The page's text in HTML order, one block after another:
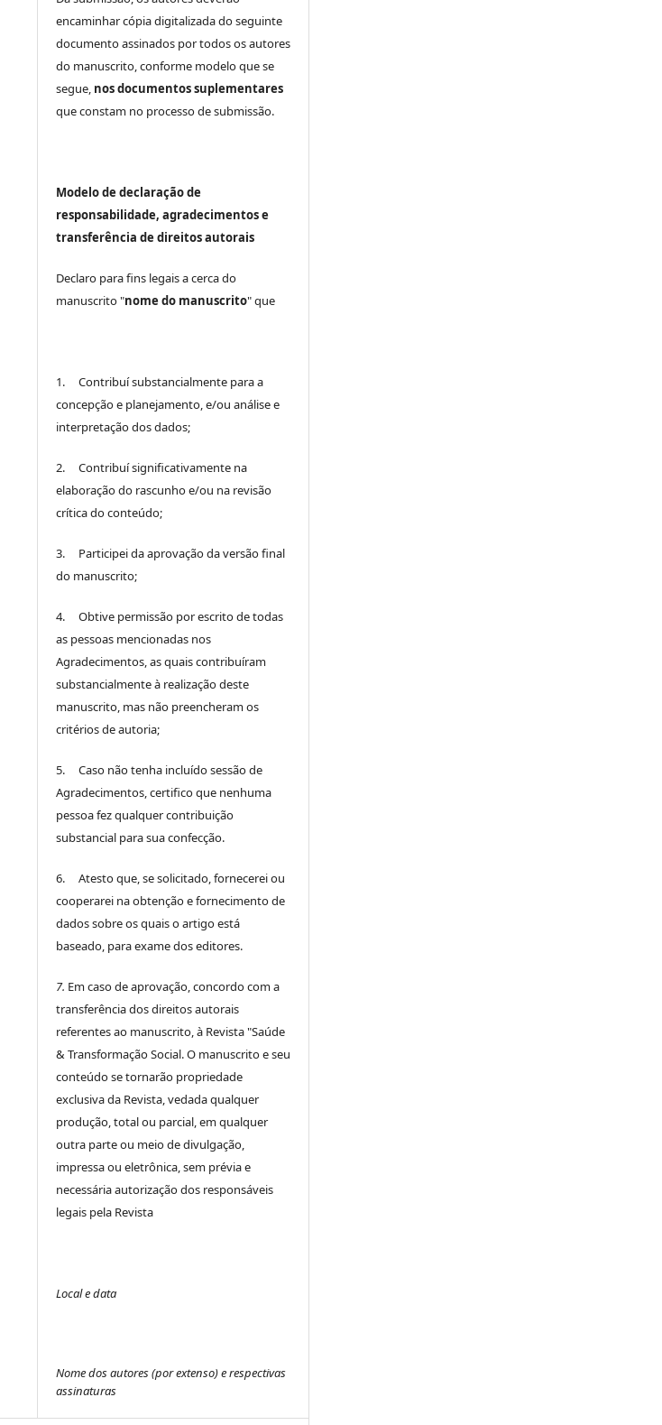
encaminhar cópia digitalizada do seguinte
documento assinados por todos os autores
do manuscrito, conforme modelo que se
segue, nos documentos suplementares
que constam no processo de submissão.
Modelo de declaração de
responsabilidade, agradecimentos e
transferência de direitos autorais
Declaro para fins legais a cerca do
manuscrito "nome do manuscrito" que
1. Contribuí substancialmente para a
concepção e planejamento, e/ou análise e
interpretação dos dados;
2. Contribuí significativamente na
elaboração do rascunho e/ou na revisão
crítica do conteúdo;
3. Participei da aprovação da versão final
do manuscrito;
4. Obtive permissão por escrito de todas
as pessoas mencionadas nos
Agradecimentos, as quais contribuíram
substancialmente à realização deste
manuscrito, mas não preencheram os
critérios de autoria;
5. Caso não tenha incluído sessão de
Agradecimentos, certifico que nenhuma
pessoa fez qualquer contribuição
substancial para sua confecção.
6. Atesto que, se solicitado, fornecerei ou
cooperarei na obtenção e fornecimento de
dados sobre os quais o artigo está
baseado, para exame dos editores.
7. Em caso de aprovação, concordo com a
transferência dos direitos autorais
referentes ao manuscrito, à Revista "Saúde
& Transformação Social. O manuscrito e seu
conteúdo se tornarão propriedade
exclusiva da Revista, vedada qualquer
produção, total ou parcial, em qualquer
outra parte ou meio de divulgação,
impressa ou eletrônica, sem prévia e
necessária autorização dos responsáveis
legais pela Revista
Local e data
Nome dos autores (por extenso) e respectivas
assinaturas